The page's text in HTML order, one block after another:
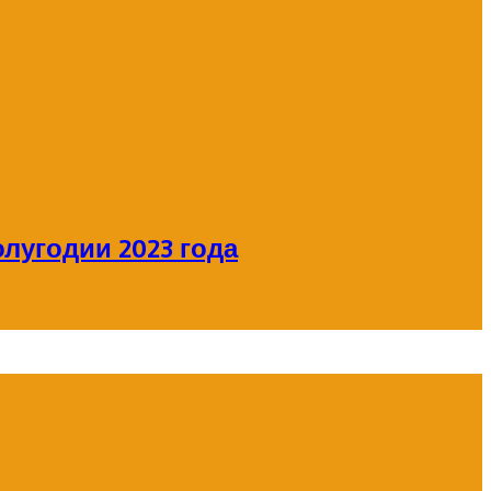
2023 года